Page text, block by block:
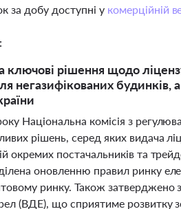
за добу доступні у комерційній
рішення щодо
негазифікованих
Національна комісія з
рішень, серед яких видача
окремих постачальників та
оновленню правил ринку
ринку. Також затверджено
(ВДЕ), що сприятиме розвитку